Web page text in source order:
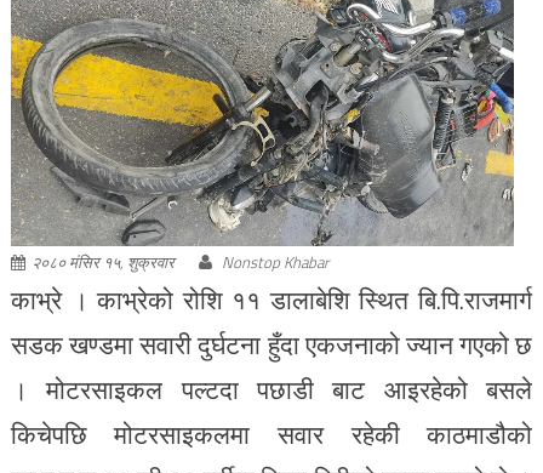
२०८० मंसिर १५, शुक्रवार Nonstop Khabar
काभ्रे । काभ्रेको रोशि ११ डालाबेशि स्थित बि.पि.राजमार्ग
सडक खण्डमा सवारी दुर्घटना हुँदा एकजनाको ज्यान गएको छ
। मोटरसाइकल पल्टदा पछाडी बाट आइरहेको बसले
किचेपछि मोटरसाइकलमा सवार रहेकी काठमाडौको